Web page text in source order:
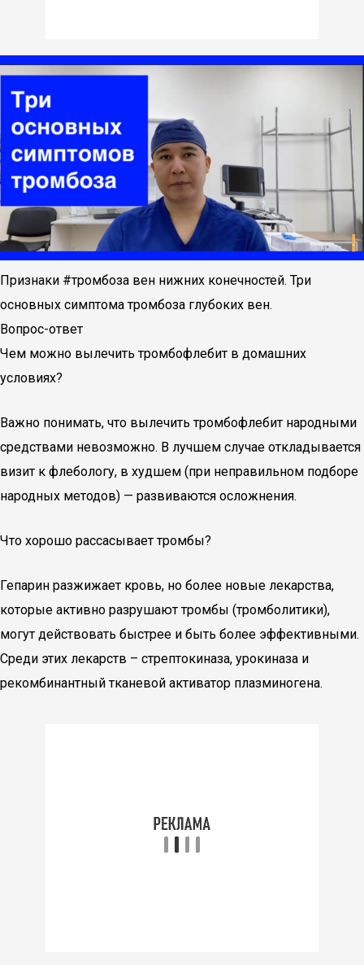
Признаки #тромбоза вен нижних конечностей. Три
основных симптома тромбоза глубоких вен.
Вопрос-ответ
Чем можно вылечить тромбофлебит в домашних
условиях?
Важно понимать, что вылечить тромбофлебит народными
средствами невозможно. В лучшем случае откладывается
визит к флебологу, в худшем (при неправильном подборе
народных методов) — развиваются осложнения.
Что хорошо рассасывает тромбы?
Гепарин разжижает кровь, но более новые лекарства,
которые активно разрушают тромбы (тромболитики),
могут действовать быстрее и быть более эффективными.
Среди этих лекарств – стрептокиназа, урокиназа и
рекомбинантный тканевой активатор плазминогена.